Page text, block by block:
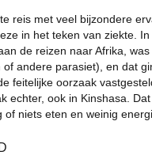
reis met veel bijzondere
in het teken van ziekte. In
de reizen naar Afrika,
andere parasiet), en dat
feitelijke oorzaak
echter, ook in Kinshasa.
of niets eten en weinig